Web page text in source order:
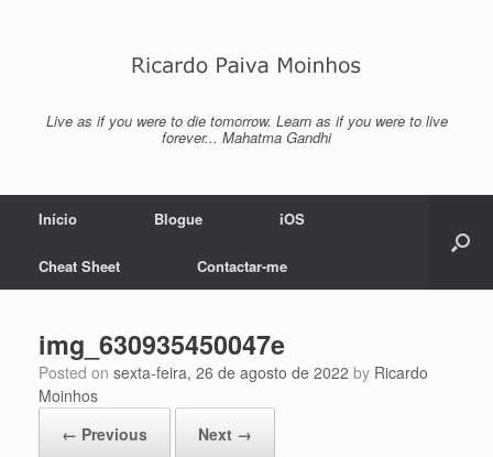
Live as if you were to die tomorrow. Learn as if you were to live
forever... Mahatma Gandhi
Início Blogue iOS
Cheat Sheet Contactar-me
img_630935450047e
Posted on sexta-feira, 26 de agosto de 2022 by Ricardo
Moinhos
← Previous
Next →